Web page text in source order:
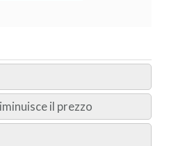
il prezzo